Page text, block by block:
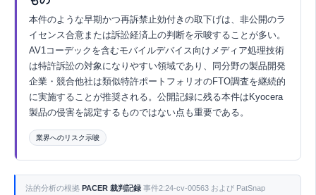
本件のような早期かつ再訴禁止効付きの取下げは、非公開のラ
イセンス合意または訴訟経済上の判断を示唆することが多い。
AV1コーデックを含むモバイルデバイス向けメディア処理技術
は特許訴訟の対象になりやすい領域であり、同分野の製品開発
企業・競合他社は類似特許ポートフォリオのFTO調査を継続的
に実施することが推奨される。公開記録に残る本件はKyocera
製品の侵害を認定するものではない点も重要である。
業界へのリスク示唆
Eurekaで探索 ↗
法的分析の根拠 PACER 裁判記録 事件2:24-cv-00563 および PatSnap